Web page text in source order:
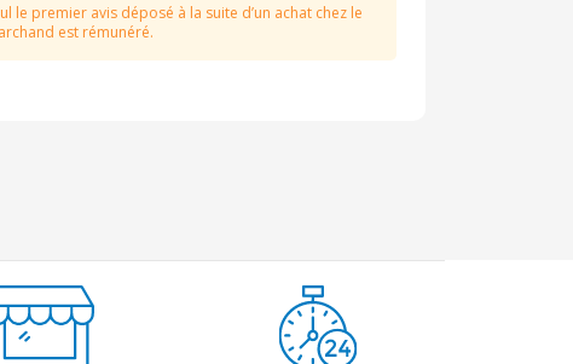
le premier avis déposé à la suite d’un achat chez le
est rémunéré.